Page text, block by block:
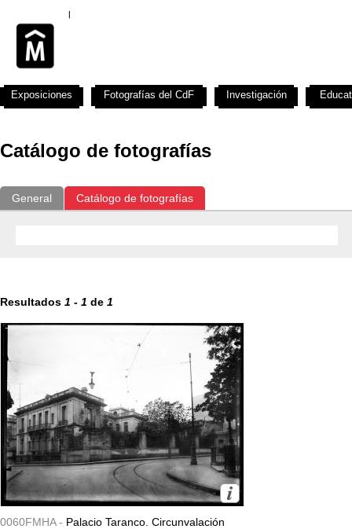
Catálogo de fotografías
General Catálogo de fotografías
Resultados 1 - 1 de 1
0060FMHA - Palacio Taranco. Circunvalación
Exposiciones Fotografías del CdF Investigación